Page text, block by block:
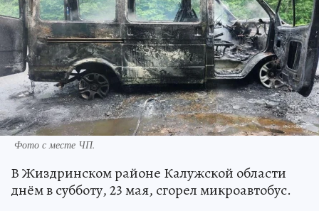
Фото с месте ЧП.
В Жиздринском районе Калужской области
днём в субботу, 23 мая, сгорел микроавтобус.